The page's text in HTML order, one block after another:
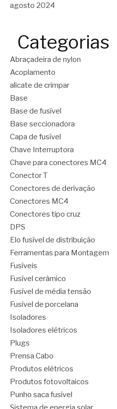
agosto 2024
Categorias
Abraçadeira de nylon
Acoplamento
alicate de crimpar
Base
Base de fusível
Base seccionadora
Capa de fusível
Chave Interruptora
Chave para conectores MC4
Conector T
Conectores de derivação
Conectores MC4
Conectores tipo cruz
DPS
Elo fusível de distribuição
Ferramentas para Montagem
Fusíveis
Fusível cerâmico
Fusível de média tensão
Fusível de porcelana
Isoladores
Isoladores elétricos
Plugs
Prensa Cabo
Produtos elétricos
Produtos fotovoltaicos
Punho saca fusível